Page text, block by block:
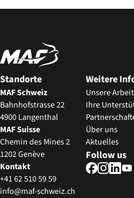
Standorte
MAF Schweiz
Bahnhofstrasse 22
4900 Langenthal
MAF Suisse
Chemin des Mines 2
1202 Genève
Kontakt
+41 62 510 59 59
info@maf-schweiz.ch
Weitere
Unsere Arbeit
Ihre
‍Über uns
Aktuelles
Follow us